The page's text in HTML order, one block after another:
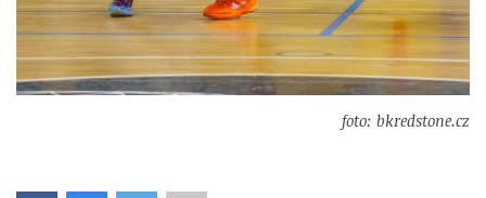
foto: bkredstone.cz